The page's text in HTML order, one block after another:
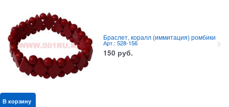
Браслет, коралл (иммитация) ромбики
Арт.: 528-156
150 руб.
В корзину